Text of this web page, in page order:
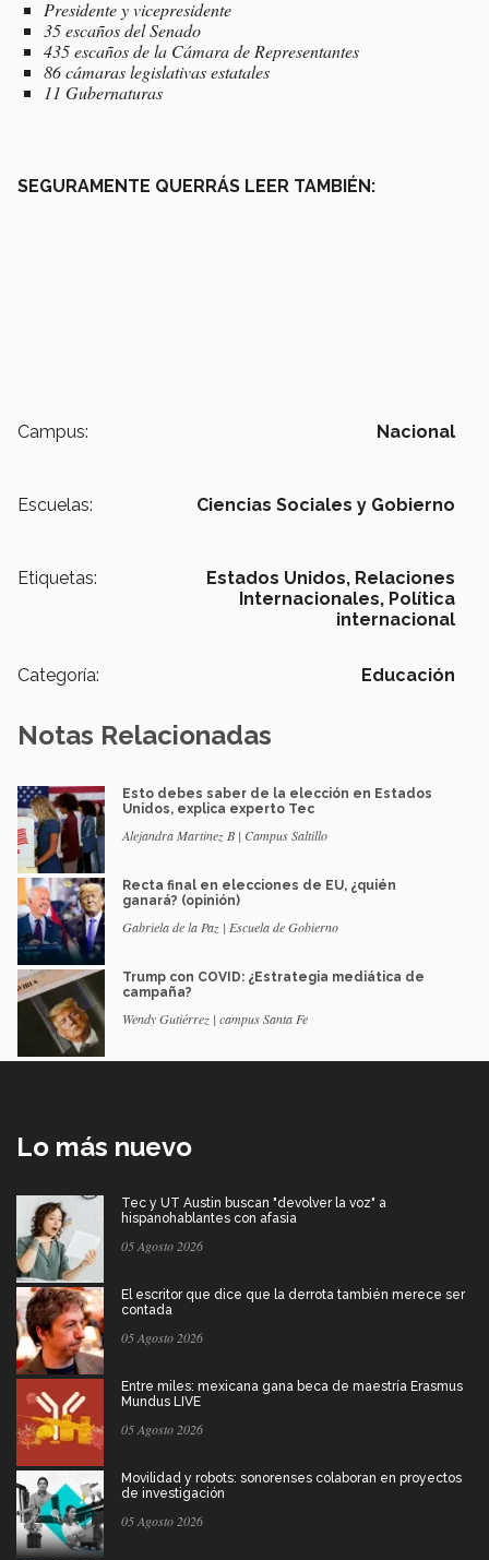
Presidente y vicepresidente
35 escaños del Senado
435 escaños de la Cámara de Representantes
86 cámaras legislativas estatales
11 Gubernaturas
SEGURAMENTE QUERRÁS LEER TAMBIÉN:
Campus: Nacional
Escuelas: Ciencias Sociales y Gobierno
Etiquetas: Estados Unidos, Relaciones
Internacionales, Política
internacional
Categoría: Educación
Notas Relacionadas
Esto debes saber de la elección en Estados
Unidos, explica experto Tec
Alejandra Martinez B | Campus Saltillo
Recta final en elecciones de EU, ¿quién
ganará? (opinión)
Gabriela de la Paz | Escuela de Gobierno
Trump con COVID: ¿Estrategia mediática de
campaña?
Wendy Gutiérrez | campus Santa Fe
Lo más nuevo
Tec y UT Austin buscan "devolver la voz" a
hispanohablantes con afasia
05 Agosto 2026
El escritor que dice que la derrota también merece ser
contada
05 Agosto 2026
Entre miles: mexicana gana beca de maestría Erasmus
Mundus LIVE
05 Agosto 2026
Movilidad y robots: sonorenses colaboran en proyectos
de investigación
05 Agosto 2026